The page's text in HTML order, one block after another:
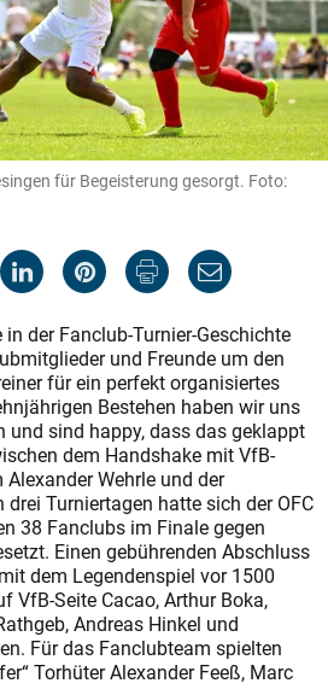
für Begeisterung gesorgt. Foto:
der Fanclub-Turnier-Geschichte
und Freunde um den
für ein perfekt organisiertes
Bestehen haben wir uns
und sind happy, dass das geklappt
dem Handshake mit VfB-
Wehrle und der
drei Turniertagen hatte sich der OFC
38 Fanclubs im Finale gegen
Einen gebührenden Abschluss
dem Legendenspiel vor 1500
VfB-Seite Cacao, Arthur Boka,
Andreas Hinkel und
Für das Fanclubteam spielten
Torhüter Alexander Feeß, Marc